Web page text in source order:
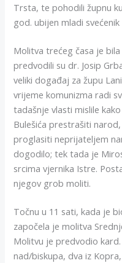
Trsta, te pohodili župnu
god. ubijen mladi
Molitva trećeg časa je
predvodili su dr. Josip
veliki događaj za župu
vrijeme komunizma radi
tadašnje vlasti mislile
Bulešića prestrašiti
proglasiti neprijateljem
dogodilo; tek tada je
srcima vjernika Istre.
njegov grob moliti.
Točnu u 11 sati, kada je
započela je molitva
Molitvu je predvodio kard.
nad/biskupa, dva iz